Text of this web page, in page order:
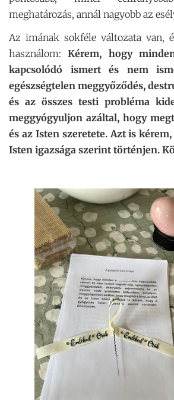
meghatározás, annál nagyobb az
Az imának sokféle változata van,
használom:Kérem, hogy
kapcsolódó ismert és nem
egészségtelen meggyőződés,
és az összes testi probléma
meggyógyuljon azáltal, hogy
és az Isten szeretete. Azt is
Isten igazsága szerint történjen.